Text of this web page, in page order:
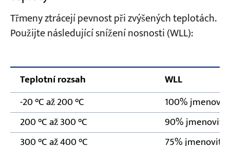
Třmeny ztrácejí pevnost při zvýšených teplotách.
Použijte následující snížení nosnosti (WLL):
Teplotní rozsah
WLL
-20 °C až 200 °C
100%
200 °C až 300 °C
90% jmenovité
300 °C až 400 °C
75% jmenovité